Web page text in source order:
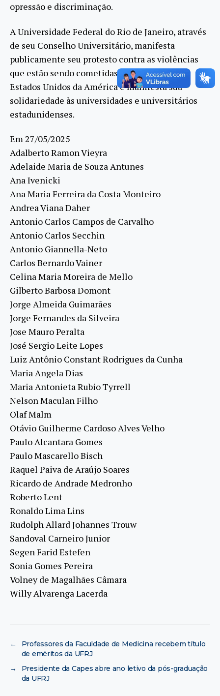
opressão e discriminação.
A Universidade Federal do Rio de Janeiro, através
de seu Conselho Universitário, manifesta
publicamente seu protesto contra as violências
que estão sendo cometidas pelo Governo dos
Estados Unidos da América e manifesta sua
solidariedade às universidades e universitários
estadunidenses.
Em 27/05/2025
Adalberto Ramon Vieyra
Adelaide Maria de Souza Antunes
Ana Ivenicki
Ana Maria Ferreira da Costa Monteiro
Andrea Viana Daher
Antonio Carlos Campos de Carvalho
Antonio Carlos Secchin
Antonio Giannella-Neto
Carlos Bernardo Vainer
Celina Maria Moreira de Mello
Gilberto Barbosa Domont
Jorge Almeida Guimarães
Jorge Fernandes da Silveira
Jose Mauro Peralta
José Sergio Leite Lopes
Luiz Antônio Constant Rodrigues da Cunha
Maria Angela Dias
Maria Antonieta Rubio Tyrrell
Nelson Maculan Filho
Olaf Malm
Otávio Guilherme Cardoso Alves Velho
Paulo Alcantara Gomes
Paulo Mascarello Bisch
Raquel Paiva de Araújo Soares
Ricardo de Andrade Medronho
Roberto Lent
Ronaldo Lima Lins
Rudolph Allard Johannes Trouw
Sandoval Carneiro Junior
Segen Farid Estefen
Sonia Gomes Pereira
Volney de Magalhães Câmara
Willy Alvarenga Lacerda
←
Professores da Faculdade de Medicina recebem título
de eméritos da UFRJ
→
Presidente da Capes abre ano letivo da pós-graduação
da UFRJ